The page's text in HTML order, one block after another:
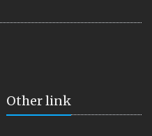
Other link